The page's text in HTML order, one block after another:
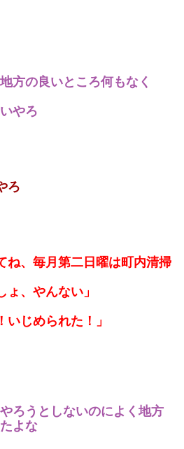
方の良いところ何もなく
やろ
ろ
ね、毎月第二日曜は町内清掃
、やんない」
じめられた！」
ろうとしないのによく地方
よな